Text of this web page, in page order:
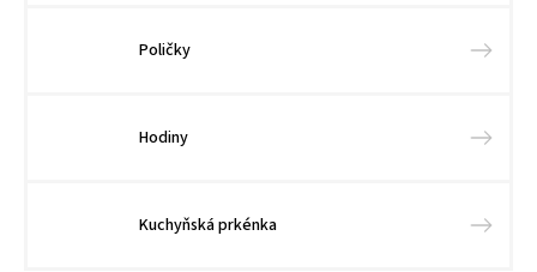
Poličky
Hodiny
Kuchyňská prkénka